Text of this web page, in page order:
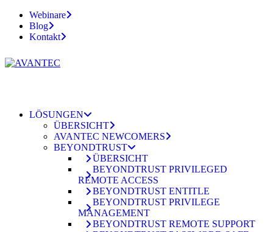
Webinare
Blog
Kontakt
LÖSUNGEN
ÜBERSICHT
AVANTEC NEWCOMERS
BEYONDTRUST
ÜBERSICHT
BEYONDTRUST PRIVILEGED
REMOTE ACCESS
BEYONDTRUST ENTITLE
BEYONDTRUST PRIVILEGE
MANAGEMENT
BEYONDTRUST REMOTE SUPPORT